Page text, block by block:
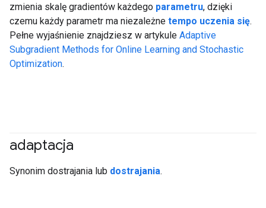
zmienia skalę gradientów każdego parametru, dzięki
czemu każdy parametr ma niezależne tempo uczenia się.
Pełne wyjaśnienie znajdziesz w artykule Adaptive
Subgradient Methods for Online Learning and Stochastic
Optimization.
adaptacja
Synonim dostrajania lub dostrajania.